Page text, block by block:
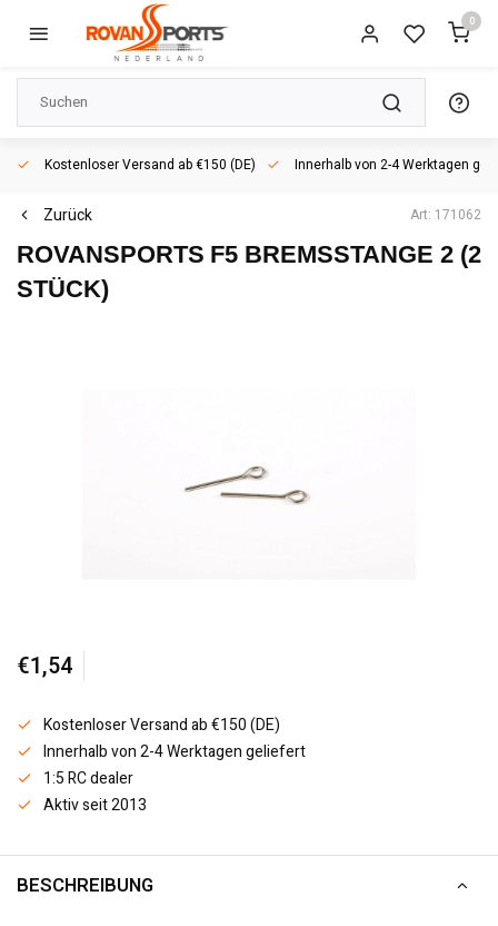
0
Kostenloser Versand ab €150 (DE) Innerhalb von 2-4 Werktagen
Zurück Art: 171062
ROVANSPORTS F5 BREMSSTANGE 2 (2
STÜCK)
€1,54
Kostenloser Versand ab €150 (DE)
Innerhalb von 2-4 Werktagen geliefert
1:5 RC dealer
Aktiv seit 2013
BESCHREIBUNG